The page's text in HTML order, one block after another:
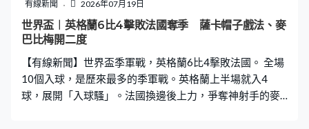
有線新聞 2026年07月19日
世界盃︱英格蘭6比4擊敗法國奪季 薩卡帽子戲法、麥
巴比梅開二度
【有線新聞】世界盃季軍戰，英格蘭6比4擊敗法國。 全場
10個入球，是歷來最多的季軍戰。英格蘭上半場就入4
球，展開「入球騷」。法國換邊後上力，爭奪神射手的麥